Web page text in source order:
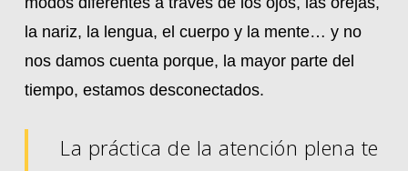
la nariz, la lengua, el cuerpo y la mente… y no
nos damos cuenta porque, la mayor parte del
tiempo, estamos desconectados.
La práctica de la atención plena te